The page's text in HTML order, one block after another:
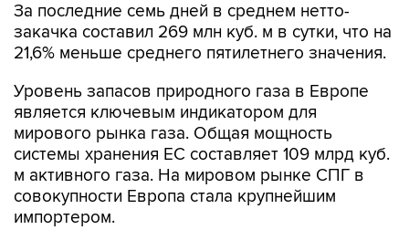
За последние семь дней в среднем нетто-
закачка составил 269 млн куб. м в сутки, что на
21,6% меньше среднего пятилетнего значения.
Уровень запасов природного газа в Европе
является ключевым индикатором для
мирового рынка газа. Общая мощность
системы хранения ЕС составляет 109 млрд куб.
м активного газа. На мировом рынке СПГ в
совокупности Европа стала крупнейшим
импортером.